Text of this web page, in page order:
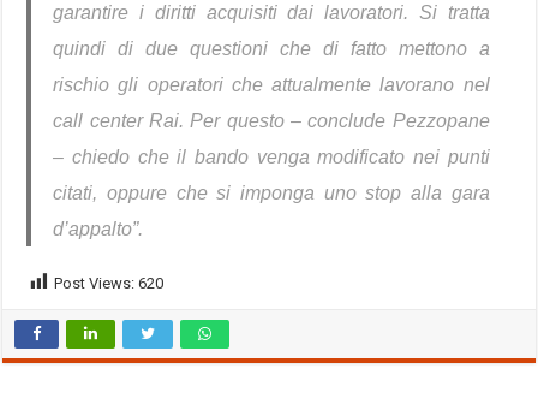
garantire i diritti acquisiti dai lavoratori. Si tratta
quindi di due questioni che di fatto mettono a
rischio gli operatori che attualmente lavorano nel
call center Rai. Per questo – conclude Pezzopane
– chiedo che il bando venga modificato nei punti
citati, oppure che si imponga uno stop alla gara
d’appalto”.
Post Views: 620